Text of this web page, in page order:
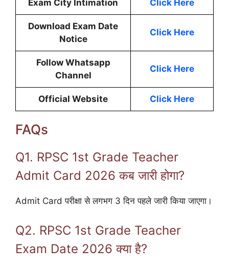
Exam City Intimation Click Here
Download Exam Date
Notice
Click Here
Follow Whatsapp
Channel
Click Here
Official Website Click Here
FAQs
Q1. RPSC 1st Grade Teacher
Admit Card 2026 कब जारी होगा?
Admit Card परीक्षा से लगभग 3 दिन पहले जारी किया जाएगा।
Q2. RPSC 1st Grade Teacher
Exam Date 2026 क्या है?